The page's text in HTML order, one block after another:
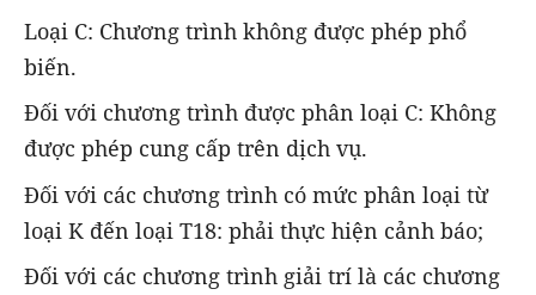
Loại C: Chương trình không được phép phổ
biến.
Đối với chương trình được phân loại C: Không
được phép cung cấp trên dịch vụ.
Đối với các chương trình có mức phân loại từ
loại K đến loại T18: phải thực hiện cảnh báo;
Đối với các chương trình giải trí là các chương